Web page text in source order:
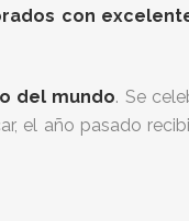
con
del mundo. Se
el año pasado